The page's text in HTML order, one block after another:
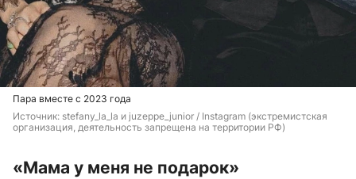
Пара вместе с 2023 года
Источник: stefany_la_la и juzeppe_junior / Instagram (экстремистская
организация, деятельность запрещена на территории РФ)
«Мама у меня не подарок»